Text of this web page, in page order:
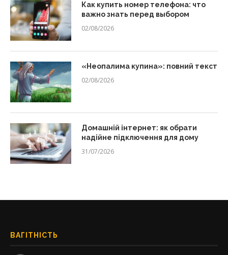
Как купить номер телефона: что
важно знать перед выбором
02/08/2026
«Неопалима купина»: повний текст
02/08/2026
Домашній інтернет: як обрати
надійне підключення для дому
31/07/2026
ВАГІТНІСТЬ